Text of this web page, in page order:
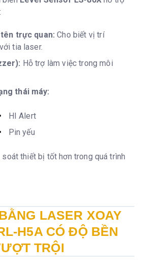
tên trực quan:Cho biết vị trí
tia laser.
Hỗ trợ làm việc trong môi
thái máy:
HI Alert
Pin yếu
thiết bị tốt hơn trong quá trình
LASER XOAY
H5A CÓ ĐỘ BỀN
TRỘI